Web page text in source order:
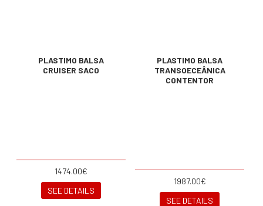
PLASTIMO BALSA
CRUISER SACO
1474.00€
SEE DETAILS
PLASTIMO BALSA
TRANSOECEÂNICA
CONTENTOR
1987.00€
SEE DETAILS